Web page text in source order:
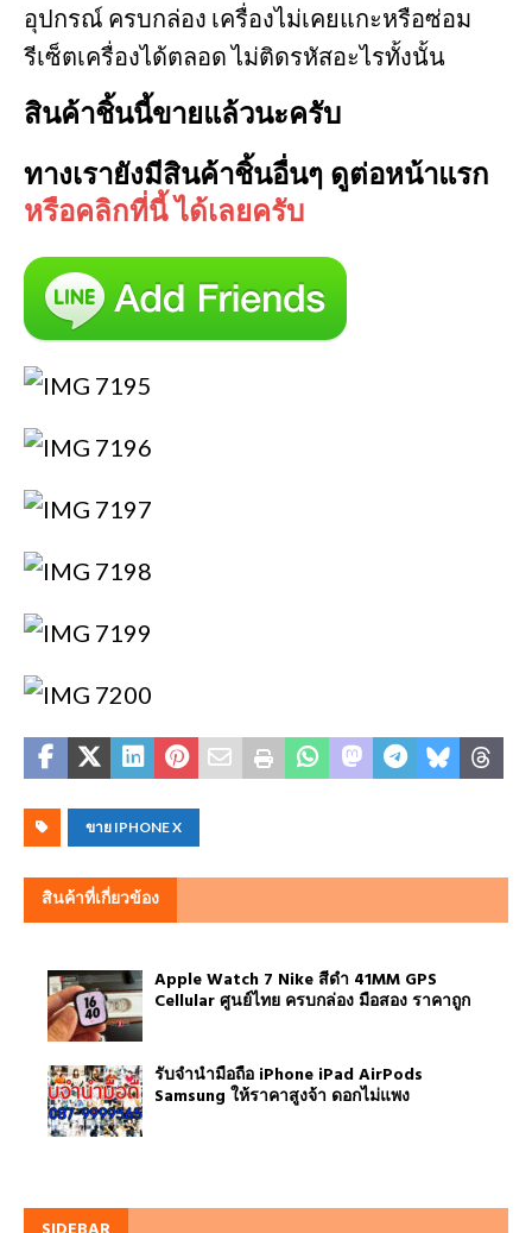
อุปกรณ์ ครบกล่อง เครื่องไม่เคยแกะหรือซ่อม
รีเซ็ตเครื่องได้ตลอด ไม่ติดรหัสอะไรทั้งนั้น
สินค้าชิ้นนี้ขายแล้วนะครับ
ทางเรายังมีสินค้าชิ้นอื่นๆ ดูต่อหน้าแรก
หรือคลิกที่นี้ ได้เลยครับ
ขาย IPHONE X
สินค้าที่เกี่ยวข้อง
Apple Watch 7 Nike สีดำ 41MM GPS
Cellular ศูนย์ไทย ครบกล่อง มือสอง ราคาถูก
รับจำนำมือถือ iPhone iPad AirPods
Samsung ให้ราคาสูงจ้า ดอกไม่แพง